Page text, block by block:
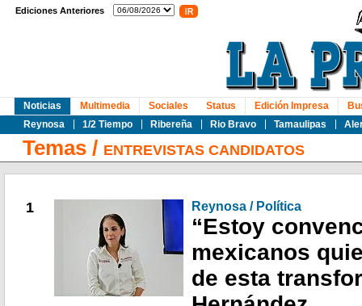
Ediciones Anteriores
Noticias
Reynosa
1/2 Tiempo Ribereña Rio Bravo Tamaulipas
Multimedia Sociales Status Edición Impresa
Temas / ENTREVISTAS CANDIDATOS
1 Reynosa / Política
“Estoy
mexicanos
de esta